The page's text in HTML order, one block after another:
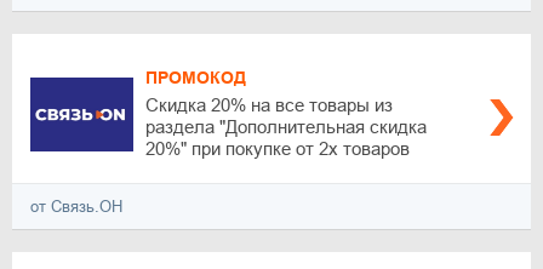
ПРОМОКОД
Скидка 20% на все товары из
раздела "Дополнительная скидка
20%" при покупке от 2х товаров
от Связь.ОН